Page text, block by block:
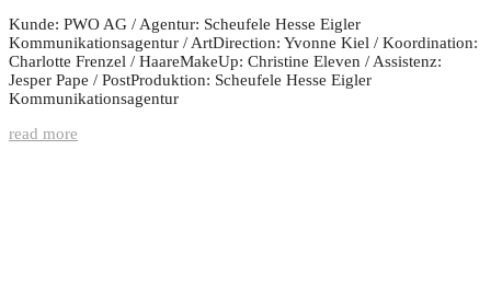
Kunde: PWO AG / Agentur: Scheufele Hesse Eigler
Kommunikationsagentur / ArtDirection: Yvonne Kiel / Koordination:
Charlotte Frenzel / HaareMakeUp: Christine Eleven / Assistenz:
Jesper Pape / PostProduktion: Scheufele Hesse Eigler
Kommunikationsagentur
read more